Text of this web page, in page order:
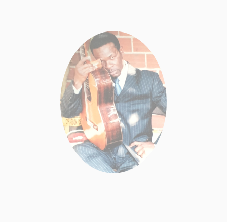
chercher un enseignant
les tarifs
les autres activités d'icm